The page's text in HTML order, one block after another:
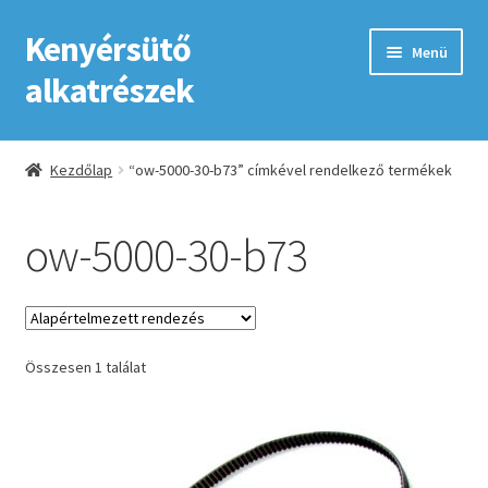
Ugrás
a
navigációhoz
Kilépés
a
tartalomba
Kenyérsütő
alkatrészek
Menü
Kezdőlap
ÁSZF
Fiókom
GYIK
Kezdőlap “ow-5000-30-b73” címkével rendelkező termékek
ow-5000-30-b73
Összesen 1 találat